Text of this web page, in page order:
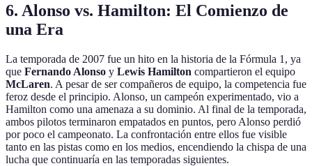
6. Alonso vs. Hamilton: El Comienzo de
una Era
La temporada de 2007 fue un hito en la historia de la Fórmula 1, ya
que Fernando Alonso y Lewis Hamilton compartieron el equipo
McLaren. A pesar de ser compañeros de equipo, la competencia fue
feroz desde el principio. Alonso, un campeón experimentado, vio a
Hamilton como una amenaza a su dominio. Al final de la temporada,
ambos pilotos terminaron empatados en puntos, pero Alonso perdió
por poco el campeonato. La confrontación entre ellos fue visible
tanto en las pistas como en los medios, encendiendo la chispa de una
lucha que continuaría en las temporadas siguientes.